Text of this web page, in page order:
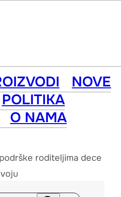
NOVE
POLITIKA
O NAMA
roditeljima dece